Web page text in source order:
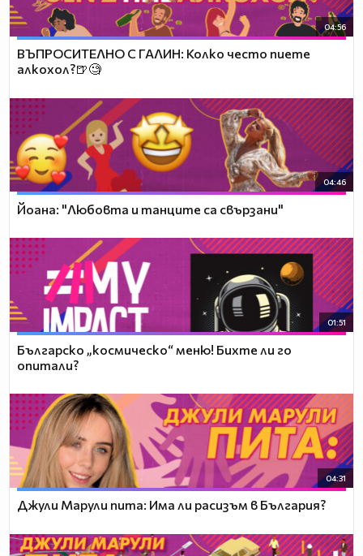
04:56
ВЪПРОСИТЕЛНО С ГАЛИН: Колко често пиете
алкохол?🍺🧐
04:46
Йоана: "Любовта и танците са свързани"
01:51
Българско „космическо“ меню! Бихте ли го
опитали?
04:31
Джули Марули пита: Има ли расизъм в България?